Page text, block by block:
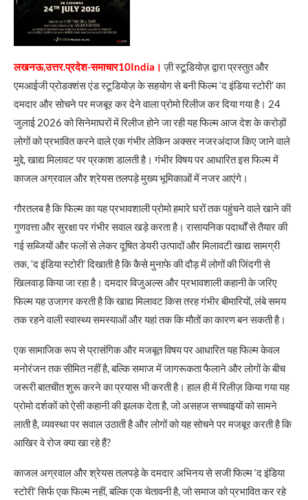
लखनऊ,उत्तर.प्रदेश-समाचार10India। ज़ी स्टूडियोज़ द्वारा प्रस्तुत और
एमआईजी प्रोडक्शंस एंड स्टूडियोज़ के सहयोग से बनी फिल्म ‘द इंडिया स्टोरी’ का
दमदार और सोचने पर मजबूर कर देने वाला प्रोमो रिलीज कर दिया गया है। 24
जुलाई 2026 को सिनेमाघरों में रिलीज होने जा रही यह फिल्म आज देश के करोड़ों
लोगों को प्रभावित करने वाले एक गंभीर लेकिन अक्सर नजरअंदाज किए जाने वाले
मुद्दे, खाद्य मिलावट पर प्रकाश डालती है। गंभीर विषय पर आधारित इस फिल्म में
काजल अग्रवाल और श्रेयस तलपड़े मुख्य भूमिकाओं में नजर आएंगे।
गौरतलब है कि फिल्म का यह प्रभावशाली प्रोमो हमारे घरों तक पहुंचने वाले खाने की
गुणवत्ता और सुरक्षा पर गंभीर सवाल खड़े करता है। रासायनिक पदार्थों से तैयार की
गई सब्जियों और फलों से लेकर दूषित डेयरी उत्पादों और मिलावटी खाद्य सामग्री
तक, ‘द इंडिया स्टोरी’ दिखाती है कि कैसे मुनाफे की दौड़ में लोगों की जिंदगी से
खिलवाड़ किया जा रहा है। दमदार विजुअल्स और प्रभावशाली कहानी के जरिए
फिल्म यह उजागर करती है कि खाद्य मिलावट किस तरह गंभीर बीमारियों, लंबे समय
तक रहने वाली स्वास्थ्य समस्याओं और यहां तक कि मौतों का कारण बन सकती है।
एक सामाजिक रूप से प्रासंगिक और मजबूत विषय पर आधारित यह फिल्म केवल
मनोरंजन तक सीमित नहीं है, बल्कि समाज में जागरूकता फैलाने और लोगों के बीच
जरूरी बातचीत शुरू करने का प्रयास भी करती है। हाल ही में रिलीज़ किया गया यह
प्रोमो दर्शकों को ऐसी कहानी की झलक देता है, जो असहज सच्चाइयों को सामने
लाती है, व्यवस्था पर सवाल उठाती है और लोगों को यह सोचने पर मजबूर करती है कि
आखिर वे रोज क्या खा रहे हैं?
काजल अग्रवाल और श्रेयस तलपड़े के दमदार अभिनय से सजी फिल्म ‘द इंडिया
स्टोरी’ सिर्फ एक फिल्म नहीं, बल्कि एक चेतावनी है, जो समाज को प्रभावित कर रहे